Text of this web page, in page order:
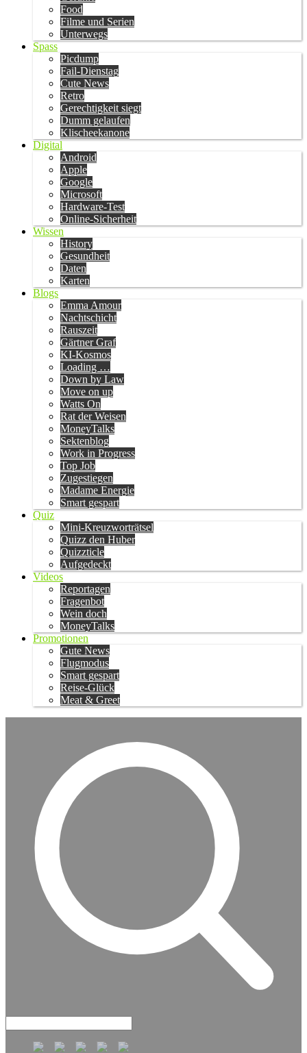
Food
Filme und Serien
Unterwegs
Spass
Picdump
Fail-Dienstag
Cute News
Retro
Gerechtigkeit siegt
Dumm gelaufen
Klischeekanone
Digital
Android
Apple
Google
Microsoft
Hardware-Test
Online-Sicherheit
Wissen
History
Gesundheit
Daten
Karten
Blogs
Emma Amour
Nachtschicht
Rauszeit
Gärtner Graf
KI-Kosmos
Loading …
Down by Law
Move on up
Watts On
Rat der Weisen
MoneyTalks
Sektenblog
Work in Progress
Top Job
Zugestiegen
Madame Energie
Smart gespart
Quiz
Mini-Kreuzworträtsel
Quizz den Huber
Quizzticle
Aufgedeckt
Videos
Reportagen
Fragenbot
Wein doch
MoneyTalks
Promotionen
Gute News
Flugmodus
Smart gespart
Reise-Glück
Meat & Greet